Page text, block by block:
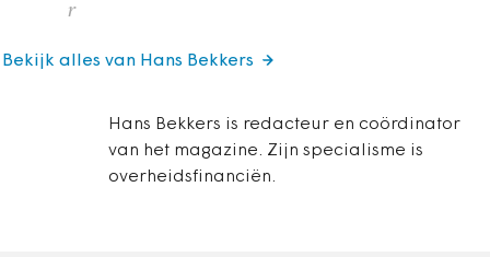
r
Hans Bekkers is redacteur en coördinator
van het magazine. Zijn specialisme is
overheidsfinanciën.
Bekijk alles van Hans Bekkers